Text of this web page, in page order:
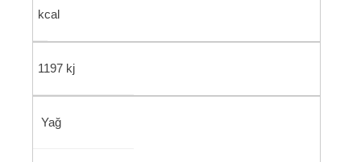
kcal
1197 kj
Yağ